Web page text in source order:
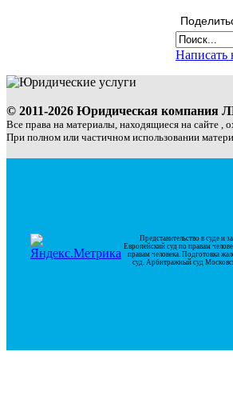
Написать
© 2011-2026 Юридическая компания
Все права на материалы, находящиеся на сайте ,
При полном или частичном использовании
Представительство в суде и
Европейский суд по правам
правам человека. Подготовка
суд. Арбитражный суд